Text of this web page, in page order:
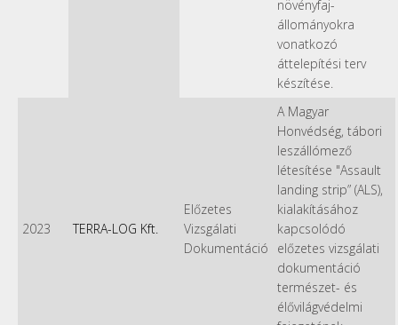
növényfaj-
állományokra
vonatkozó
áttelepítési terv
készítése.
2023 TERRA-LOG Kft.
Előzetes
Vizsgálati
Dokumentáció
A Magyar
Honvédség, tábori
leszállómező
létesítése "Assault
landing strip” (ALS),
kialakításához
kapcsolódó
előzetes vizsgálati
dokumentáció
természet- és
élővilágvédelmi